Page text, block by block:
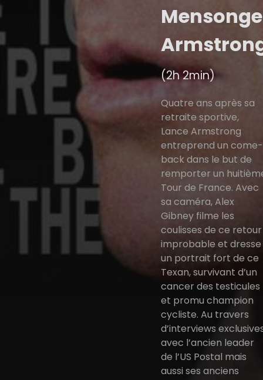
Mensonge
(2h 2min)
Quatre ans après sa
retraite sportive,
Lance Armstrong
entreprend un come-
back dans le but de
remporter un
Tour de France. Avec
sa caméra, Alex
Gibney filme les
coulisses de ce retour
improbable et dresse
un portrait fort de ce
Texan, survivant d’un
cancer des testicules
et promu champion
cycliste. Au travers
d’interviews
avec l’ancien leader
de l’US Postal mais
aussi ses anciens